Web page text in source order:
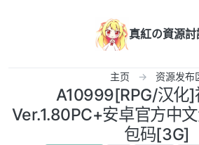
真紅の資源討
主页 资源发布
A10999[RPG/汉化]
Ver.1.80PC+安卓官方中
包码[3G]